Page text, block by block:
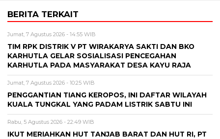
BERITA TERKAIT
Jumat, 7 Agustus 2026 - 14:55 WIB
TIM RPK DISTRIK V PT WIRAKARYA SAKTI DAN BKO
KARHUTLA GELAR SOSIALISASI PENCEGAHAN
KARHUTLA PADA MASYARAKAT DESA KAYU RAJA
Jumat, 7 Agustus 2026 - 10:25 WIB
PENGGANTIAN TIANG KEROPOS, INI DAFTAR WILAYAH
KUALA TUNGKAL YANG PADAM LISTRIK SABTU INI
Rabu, 5 Agustus 2026 - 22:49 WIB
IKUT MERIAHKAN HUT TANJAB BARAT DAN HUT RI, PT